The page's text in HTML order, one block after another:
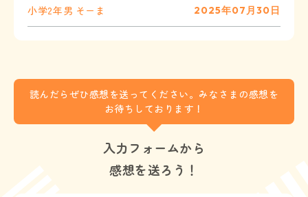
小学2年男 そーま 2025年07月30日
読んだらぜひ感想を送ってください。みなさまの感想を
お待ちしております！
入力フォームから
感想を送ろう！